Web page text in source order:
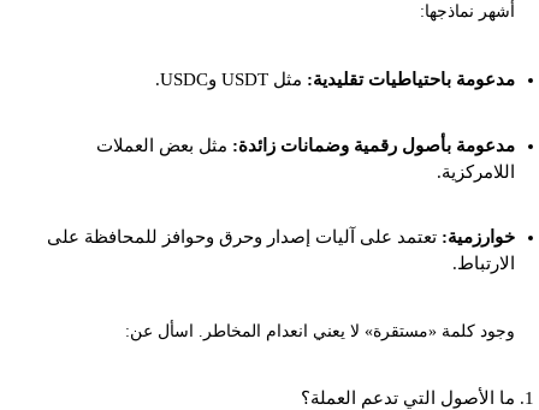
أشهر نماذجها:
مدعومة باحتياطيات تقليدية: مثل USDT وUSDC.
مدعومة بأصول رقمية وضمانات زائدة: مثل بعض العملات
اللامركزية.
خوارزمية: تعتمد على آليات إصدار وحرق وحوافز للمحافظة على
الارتباط.
وجود كلمة «مستقرة» لا يعني انعدام المخاطر. اسأل عن:
ما الأصول التي تدعم العملة؟